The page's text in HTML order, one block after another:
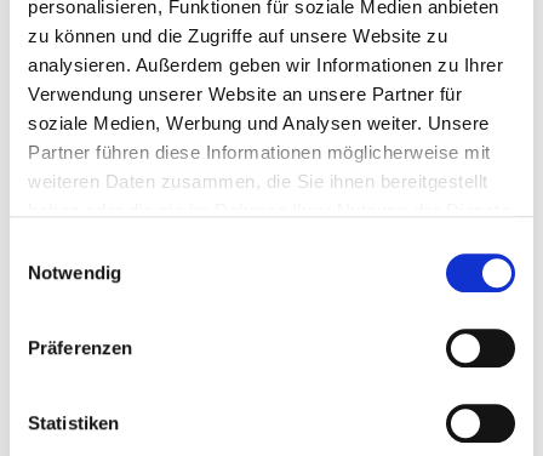
personalisieren, Funktionen für soziale Medien anbieten
zu können und die Zugriffe auf unsere Website zu
analysieren. Außerdem geben wir Informationen zu Ihrer
Verwendung unserer Website an unsere Partner für
soziale Medien, Werbung und Analysen weiter. Unsere
Partner führen diese Informationen möglicherweise mit
weiteren Daten zusammen, die Sie ihnen bereitgestellt
Notwendig
Präferenzen
Statistiken